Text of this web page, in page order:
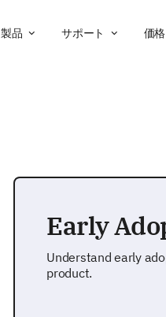
製品 サポート 価格
Early
Understand early
product.